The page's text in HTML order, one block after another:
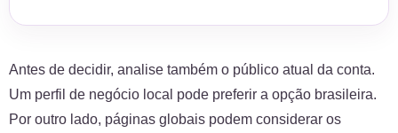
Antes de decidir, analise também o público atual da conta.
Um perfil de negócio local pode preferir a opção brasileira.
Por outro lado, páginas globais podem considerar os